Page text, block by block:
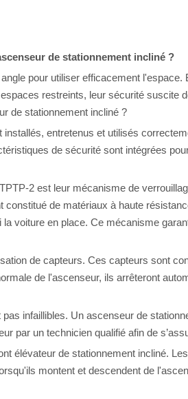
de stationnement incliné ?
pour utiliser efficacement l'espace.
restreints, leur sécurité suscite
de stationnement incliné ?
entretenus et utilisés
de sécurité sont intégrées
2 est leur mécanisme de
de matériaux à haute
voiture en place. Ce mécanisme
de capteurs. Ces capteurs sont
de l'ascenseur, ils arrêteront
infaillibles. Un ascenseur de
par un technicien qualifié afin de
élévateur de stationnement incliné.
montent et descendent de